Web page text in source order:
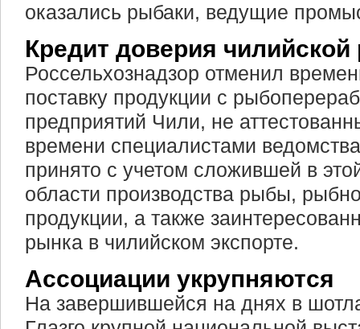
оказались рыбаки, ведущие
Кредит доверия
Россельхознадзор отменил
поставку продукции с
предприятий Чили, не
времени специалистами
принято с учетом сложившей в
области производства рыбы,
продукции, а также
рынка в чилийском экспорте.
Ассоциации укрупняются
На завершившейся на днях в